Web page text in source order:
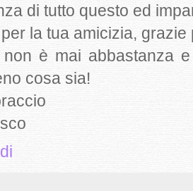
di tutto questo ed
la tua amicizia, grazie
non è mai abbastanza
cosa sia!